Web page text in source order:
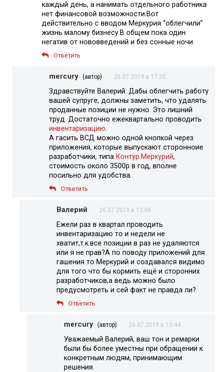
каждый день, а нанимать отдельного работника
нет финансовой возможности.Вот
действительно с вводом Меркурия “облегчили”
жизнь малому бизнесу.В общем пока один
негатив от нововведений и без сонные ночи.
Ответить
mercury (автор) 25.07.2019 в 17:50
Здравствуйте Валерий. Дабы облегчить работу
вашей супруге, должны заметить, что удалять
проданные позиции не нужно. Это лишний
труд. Достаточно ежеквартально проводить
инвентаризацию.
А гасить ВСД можно одной кнопкой через
приложения, которые выпускают сторонноие
разработчики, типа Контур.Меркурий,
стоимость около 3500р в год, вполне
посильно для удобства.
Ответить
Валерий 26.07.2019 в 13:06
Ежели раз в квартал проводить
инвентаризацию то и недели не
хватит,т.к.все позиции в раз не удаляются
или я не прав?А по поводу приложений для
гашения то Меркурий и создавался видимо
для того что бы кормить ещё и сторонних
разработчиков,а ведь можно было
предусмотреть и сей факт не правда ли?
Ответить
mercury (автор) 26.07.2019 в 13:44
Уважаемый Валерий, ваш тон и ремарки
были бы более уместны при обращении к
конкретным людям, принимающим
решения.